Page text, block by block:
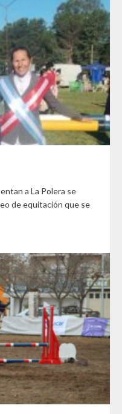
a La Polera se
de equitación que se